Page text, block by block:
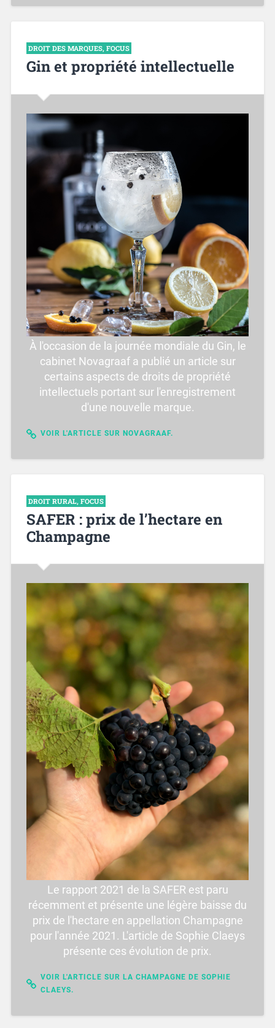
DROIT DES MARQUES, FOCUS
Gin et propriété intellectuelle
À l'occasion de la journée mondiale du Gin, le
cabinet Novagraaf a publié un article sur
certains aspects de droits de propriété
intellectuels portant sur l'enregistrement
d'une nouvelle marque.
VOIR L'ARTICLE SUR NOVAGRAAF.
DROIT RURAL, FOCUS
SAFER : prix de l’hectare en
Champagne
Le rapport 2021 de la SAFER est paru
récemment et présente une légère baisse du
prix de l'hectare en appellation Champagne
pour l'année 2021. L'article de Sophie Claeys
présente ces évolution de prix.
VOIR L'ARTICLE SUR LA CHAMPAGNE DE SOPHIE
CLAEYS.